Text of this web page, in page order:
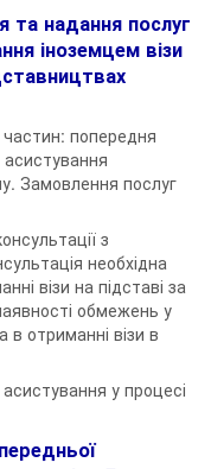
та надання послуг
іноземцем візи
попередня
Замовлення послуг
з
необхідна
візи на підставі за
обмежень у
отриманні візи в
у процесі